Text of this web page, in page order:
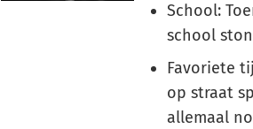
School:
school
Favoriete
op straat
allemaal